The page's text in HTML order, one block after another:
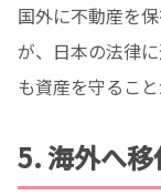
国外に不動産を
が、日本の法律
も資産を守ること
5. 海外へ移